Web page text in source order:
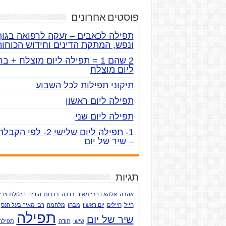
פוסטים אחרונים
תפילה לכאבים – זעקה לרפואה
ונפש, המתקת הדינים וחידוש
2 שהם 1 = תפילה ליום מוצלח +
ליום מוצלח
תיקוני תפילות לכל השבוע
תפילה ליום ראשון
תפילה ליום שני
– שיר של יום
תגיות
אהבה אלהא דרבי מאיר ברכה ברכות הודיה הילולת
חייל חיילים יום ראשון מבחן מלחמה רבי מאיר בעל הנס
שיר של יום שישי תודה תפילה